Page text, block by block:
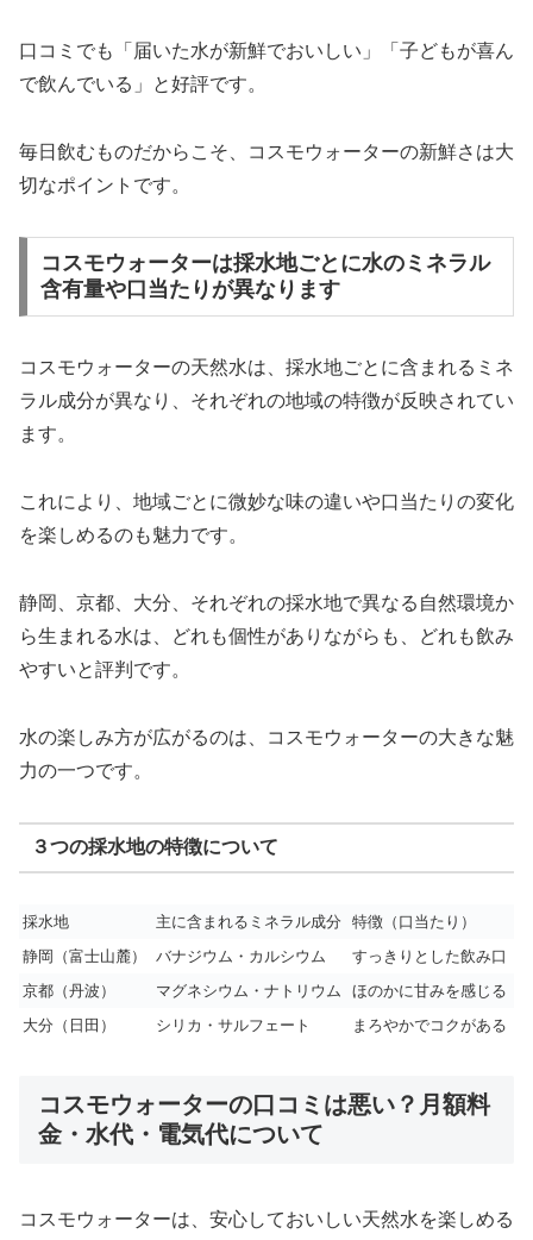
口コミでも「届いた水が新鮮でおいしい」「子どもが喜ん
で飲んでいる」と好評です。
毎日飲むものだからこそ、コスモウォーターの新鮮さは大
切なポイントです。
コスモウォーターは採水地ごとに水のミネラル
含有量や口当たりが異なります
コスモウォーターの天然水は、採水地ごとに含まれるミネ
ラル成分が異なり、それぞれの地域の特徴が反映されてい
ます。
これにより、地域ごとに微妙な味の違いや口当たりの変化
を楽しめるのも魅力です。
静岡、京都、大分、それぞれの採水地で異なる自然環境か
ら生まれる水は、どれも個性がありながらも、どれも飲み
やすいと評判です。
水の楽しみ方が広がるのは、コスモウォーターの大きな魅
力の一つです。
３つの採水地の特徴について
採水地 主に含まれるミネラル成分
特徴（口当たり）
静岡（富士山麓）
バナジウム・カルシウム
すっきりとした飲み口
京都（丹波）
マグネシウム・ナトリウム
ほのかに甘みを感じる
大分（日田）
シリカ・サルフェート まろやかでコクがある
コスモウォーターの口コミは悪い？月額料
金・水代・電気代について
コスモウォーターは、安心しておいしい天然水を楽しめる